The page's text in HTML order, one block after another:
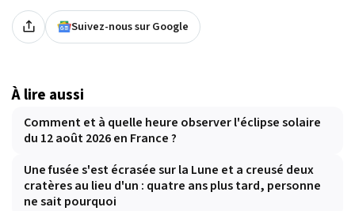
Suivez-nous sur Google
À lire aussi
Comment et à quelle heure observer l'éclipse solaire
du 12 août 2026 en France ?
Une fusée s'est écrasée sur la Lune et a creusé deux
cratères au lieu d'un : quatre ans plus tard, personne
ne sait pourquoi